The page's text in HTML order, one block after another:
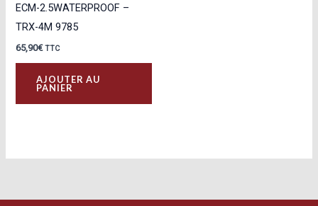
ECM-2.5WATERPROOF –
TRX-4M 9785
65,90€ TTC
AJOUTER AU
PANIER